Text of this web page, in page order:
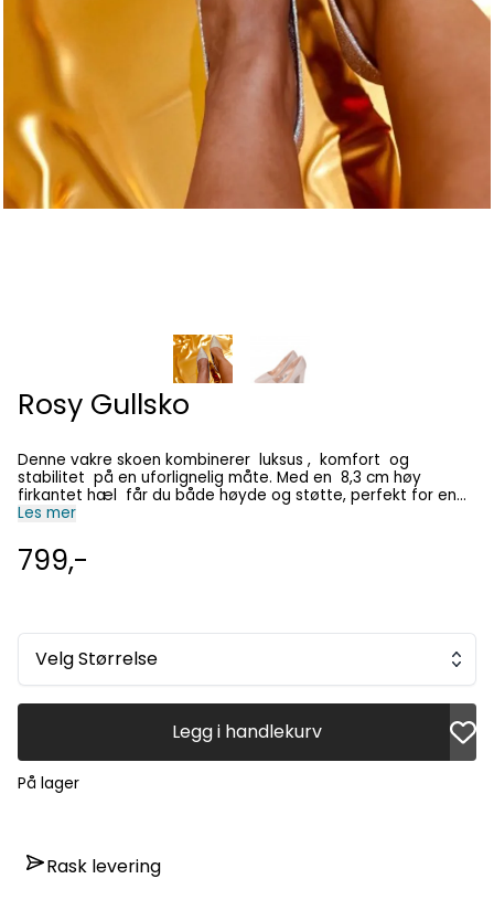
Rosy Gullsko
Denne vakre skoen kombinerer luksus , komfort og
stabilitet på en uforlignelig måte. Med en 8,3 cm høy
firkantet hæl får du både høyde og støtte, perfekt for en
dag på kontoret eller en kveld ute. Det skinnende
antrekk, mens den ekstra komforten gjør at du kan gå hele
dagen uten å bekymre deg. Egenskaper: Firkantet hæl på ≈
garderobe med denne perfekte kombinasjonen av luksus og
komfort , og få både stil og støtte i hvert steg. Er du klar for
å gå høyt og komfortabelt?
Les mer
799,-
Velg Størrelse
Legg i handlekurv
På lager
Rask levering